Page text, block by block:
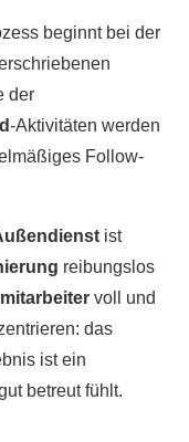
beginnt bei der
der
-Aktivitäten werden
Follow-
ist
reibungslos
voll und
das
ist ein
betreut fühlt.